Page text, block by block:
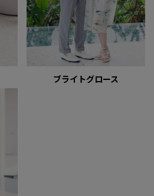
ブライトグロース